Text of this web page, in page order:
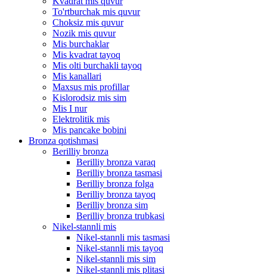
To'rtburchak mis quvur
Choksiz mis quvur
Nozik mis quvur
Mis burchaklar
Mis kvadrat tayoq
Mis olti burchakli tayoq
Mis kanallari
Maxsus mis profillar
Kislorodsiz mis sim
Mis I nur
Elektrolitik mis
Mis pancake bobini
Bronza qotishmasi
Berilliy bronza
Berilliy bronza varaq
Berilliy bronza tasmasi
Berilliy bronza folga
Berilliy bronza tayoq
Berilliy bronza sim
Berilliy bronza trubkasi
Nikel-stannli mis
Nikel-stannli mis tasmasi
Nikel-stannli mis tayoq
Nikel-stannli mis sim
Nikel-stannli mis plitasi